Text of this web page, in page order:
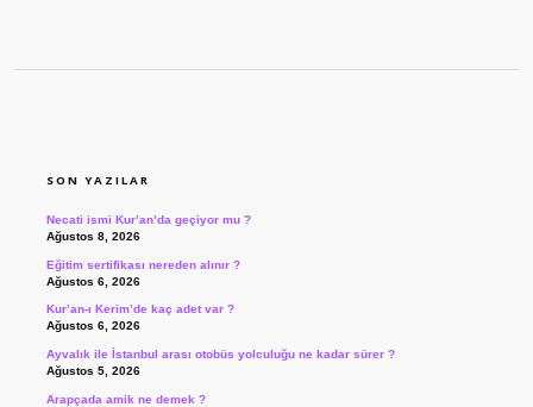
SON YAZILAR
Necati ismi Kur’an’da geçiyor mu ?
Ağustos 8, 2026
Eğitim sertifikası nereden alınır ?
Ağustos 6, 2026
Kur’an-ı Kerim’de kaç adet var ?
Ağustos 6, 2026
Ayvalık ile İstanbul arası otobüs yolculuğu ne kadar sürer ?
Ağustos 5, 2026
Arapçada amik ne demek ?